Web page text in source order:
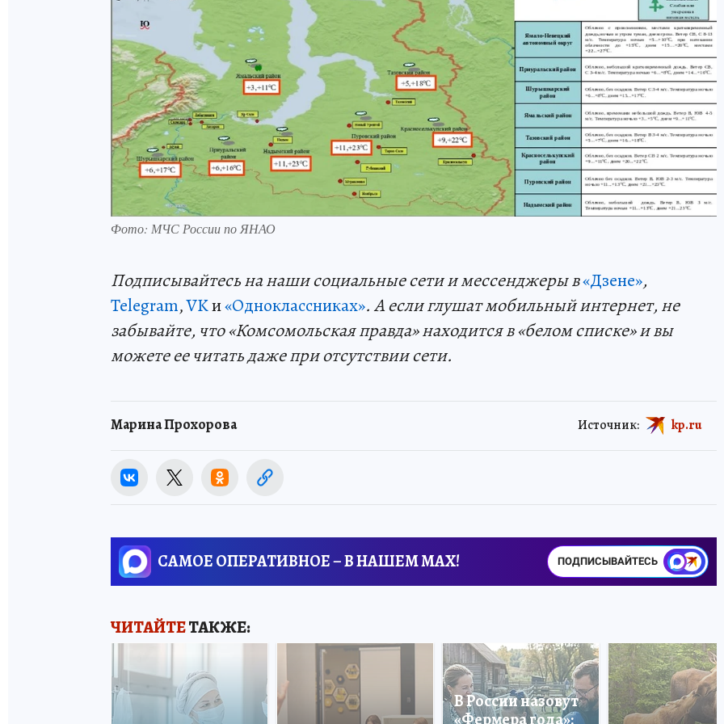
Фото: МЧС России по ЯНАО
Подписывайтесь на наши социальные сети и мессенджеры в«Дзене»,
Telegram,VKи«Одноклассниках». А если глушат мобильный интернет, не
забывайте, что «Комсомольская правда» находится в «белом списке» и вы
можете ее читать даже при отсутствии сети.
Марина Прохорова Источник: kp.ru
САМОЕ ОПЕРАТИВНОЕ – В НАШЕМ MAX! ПОДПИСЫВАЙТЕСЬ
ЧИТАЙТЕТАКЖЕ:
В России назовут